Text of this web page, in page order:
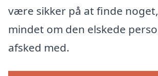
være sikker på at finde
mindet om den elskede
afsked med.